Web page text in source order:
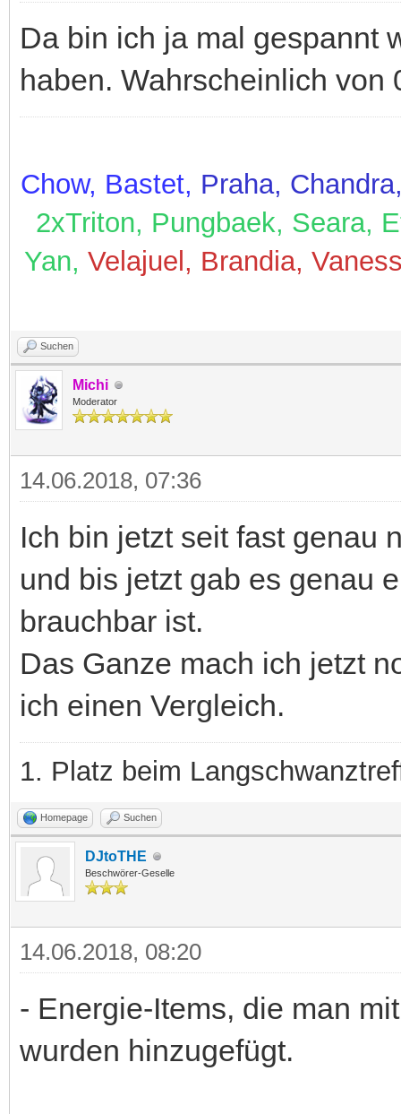
Da bin ich ja mal gespannt
haben. Wahrscheinlich von
Chow, Bastet, Praha,
2xTriton, Pungbaek, Seara,
Yan, Velajuel, Brandia,
Suchen
Michi
Moderator
14.06.2018, 07:36
Ich bin jetzt seit fast genau
und bis jetzt gab es genau
brauchbar ist.
Das Ganze mach ich jetzt
ich einen Vergleich.
1. Platz beim
Homepage Suchen
DJtoTHE
Beschwörer-Geselle
14.06.2018, 08:20
- Energie-Items, die man
wurden hinzugefügt.